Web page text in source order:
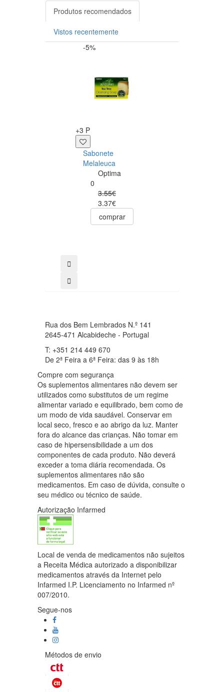
Produtos recomendados
Vistos recentemente
-5%
+3 P
Sabonete
Melaleuca
Optima
0
3.55€
3.37€
comprar
Rua dos Bem Lembrados N.º 141
2645-471 Alcabideche - Portugal
T: +351 214 449 670
De 2ª Feira a 6ª Feira: das 9 às 18h
Compre com segurança
Os suplementos alimentares não devem ser
utilizados como substitutos de um regime
alimentar variado e equilibrado, bem como de
um modo de vida saudável. Conservar em
local seco, fresco e ao abrigo da luz. Manter
fora do alcance das crianças. Não tomar em
caso de hipersensibilidade a um dos
componentes de cada produto. Não deverá
exceder a toma diária recomendada. Os
suplementos alimentares não são
medicamentos. Em caso de dúvida, consulte o
seu médico ou técnico de saúde.
Autorização Infarmed
Local de venda de medicamentos não sujeitos
a Receita Médica autorizado a disponibilizar
medicamentos através da Internet pelo
Infarmed I.P. Licenciamento no Infarmed nº
007/2010.
Segue-nos
Métodos de envio